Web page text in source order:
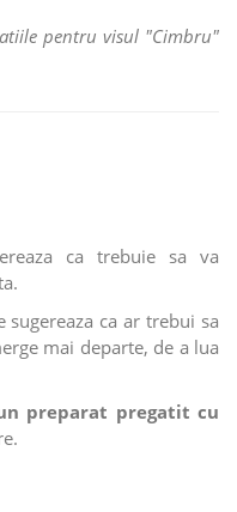
pentru visul "Cimbru"
ca trebuie sa va
sugereaza ca ar trebui sa
mai departe, de a lua
preparat pregatit cu